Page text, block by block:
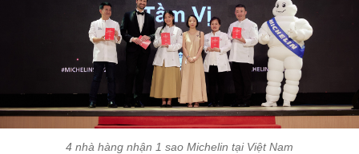
4 nhà hàng nhận 1 sao Michelin tại Việt Nam